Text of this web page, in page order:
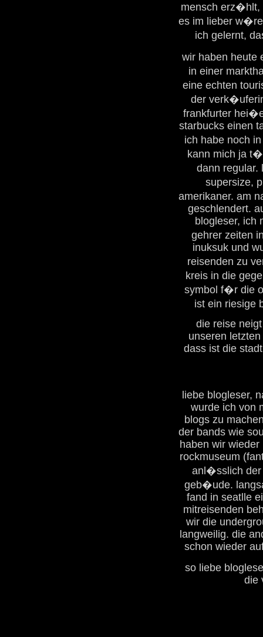
mensch erz�hlt,
es im lieber
ich gelernt,
wir haben heute
in einer
eine echten
der
frankfurter
starbucks einen
ich habe noch
kann mich ja
dann
supersize,
amerikaner. am
geschlendert.
blogleser, ich
gehrer zeiten
inuksuk und
reisenden zu
kreis in die
symbol f�r die
ist ein riesige
die reise
unseren
dass ist die
liebe blogleser,
wurde ich von
blogs zu
der bands wie
haben wir
rockmuseum
anl�sslich der
geb�ude.
fand in seatlle
mitreisenden
wir die
langweilig. die
schon wieder
so liebe
die